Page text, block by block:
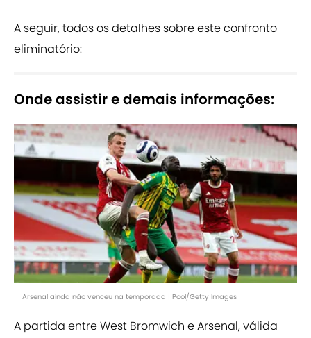
A seguir, todos os detalhes sobre este confronto
eliminatório:
Onde assistir e demais informações:
Arsenal ainda não venceu na temporada | Pool/Getty Images
A partida entre West Bromwich e Arsenal, válida